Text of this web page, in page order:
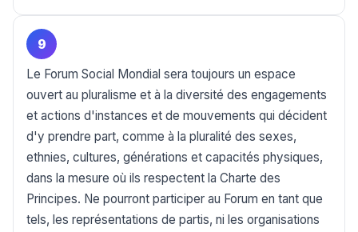
9
Le Forum Social Mondial sera toujours un espace
ouvert au pluralisme et à la diversité des engagements
et actions d'instances et de mouvements qui décident
d'y prendre part, comme à la pluralité des sexes,
ethnies, cultures, générations et capacités physiques,
dans la mesure où ils respectent la Charte des
Principes. Ne pourront participer au Forum en tant que
tels, les représentations de partis, ni les organisations